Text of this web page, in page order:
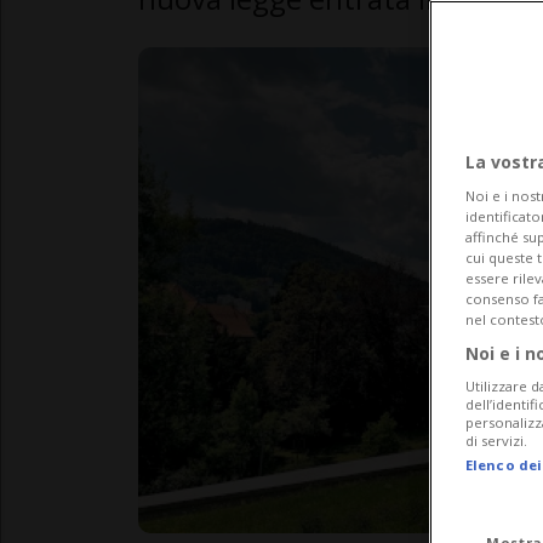
La
Noi e i
affinché
cui queste
essere
consenso
nel
Noi e i
Utilizzare
di servizi.
Elenco